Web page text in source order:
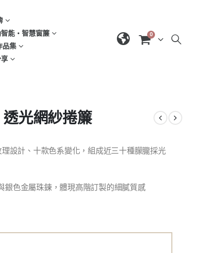
能‧智慧窗簾
集
0
光網紗捲簾
設計、十款色系變化，組成近三十種朦朧採光
銀色金屬珠鍊，體現高階訂製的細膩質感